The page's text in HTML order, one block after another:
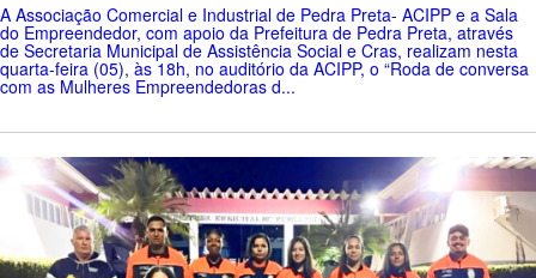
A Associação Comercial e Industrial de Pedra Preta- ACIPP e a Sala
do Empreendedor, com apoio da Prefeitura de Pedra Preta, através
de Secretaria Municipal de Assistência Social e Cras, realizam nesta
quarta-feira (05), às 18h, no auditório da ACIPP, o “Roda de conversa
com as Mulheres Empreendedoras d...